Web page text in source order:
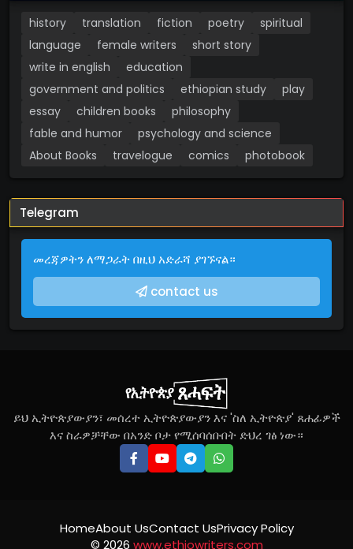
history translation fiction poetry
spiritual
language
female writers
short story
write in english
education
government and politics
ethiopian study
play
essay
children books
philosophy
fable and humor
psychology and science
About Books
travelogue comics photobook
Telegram
መረጃዎትን ለማጋራት በዚህ አድራሻ ያገኙናል።
contact us
ይህ ኢትዮጵያውያን፣ መሰረተ ኢትዮጵያውያን እና 'ስለ ኢትዮጵያ' ጸሐፊዎች
እና ስራዎቻቸው በአንድ ቦታ የሚሰባሰቡበት ድህረ ገፅ ነው።
© 2026 www.ethiowriters.com
HomeAbout UsContact UsPrivacy Policy